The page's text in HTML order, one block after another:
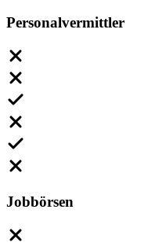
Personalvermittler
Jobbörsen